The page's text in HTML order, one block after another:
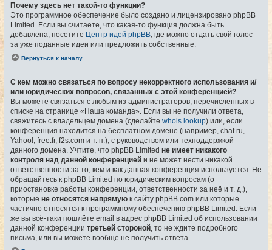
Почему здесь нет такой-то функции?
Это программное обеспечение было создано и лицензировано phpBB
Limited. Если вы считаете, что какая-то функция должна быть
добавлена, посетите Центр идей phpBB , где можно отдать свой голос
за уже поданные идеи или предложить собственные.
Вернуться к началу
С кем можно связаться по вопросу некорректного использования и/
или юридических вопросов, связанных с этой конференцией?
Вы можете связаться с любым из администраторов, перечисленных в
списке на странице «Наша команда». Если вы не получили ответа,
свяжитесь с владельцем домена (сделайте whois lookup) или, если
конференция находится на бесплатном домене (например, chat.ru,
Yahoo!, free.fr, f2s.com и т. п.), с руководством или техподдержкой
данного домена. Учтите, что phpBB Limited не имеет никакого
контроля над данной конференцией и не может нести никакой
ответственности за то, кем и как данная конференция используется. Не
обращайтесь к phpBB Limited по юридическим вопросам (о
приостановке работы конференции, ответственности за неё и т. д.),
которые не относятся напрямую к сайту phpBB.com или которые
частично относятся к программному обеспечению phpBB Limited. Если
же вы всё-таки пошлёте email в адрес phpBB Limited об использовании
данной конференции третьей стороной , то не ждите подробного
письма, или вы можете вообще не получить ответа.